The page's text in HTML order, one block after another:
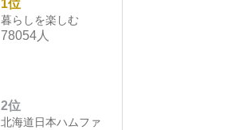
1位
暮らしを楽しむ
78054人
2位
北海道日本ハムファ